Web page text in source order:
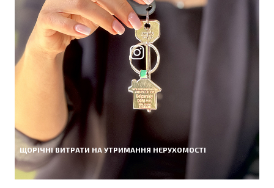
ЩОРІЧНІ ВИТРАТИ НА УТРИМАННЯ НЕРУХОМОСТІ